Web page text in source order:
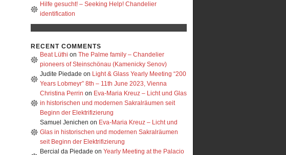
Hilfe gesucht! – Seeking Help! Chandelier
identification
RECENT COMMENTS
Beat Lüthi on The Palme family – Chandelier
pioneers of Steinschönau (Kamenicky Senov)
Judite Piedade on Light & Glass Yearly Meeting “200
Years Lobmeyr” 8th – 11th June 2023, Vienna
Christina Perrin on Eva-Maria Kreuz – Licht und Glas
in historischen und modernen Sakralräumen seit
Beginn der Elektrifizierung
Samuel Jenichen on Eva-Maria Kreuz – Licht und
Glas in historischen und modernen Sakralräumen
seit Beginn der Elektrifizierung
Bercial da Piedade on Yearly Meeting at the Palacio